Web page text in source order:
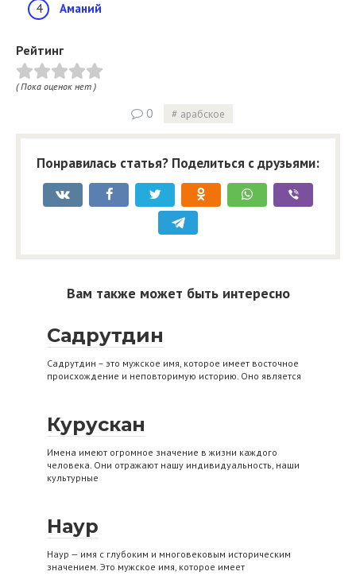
Аманий
Рейтинг
( Пока оценок нет )
0 арабское
Понравилась статья? Поделиться с друзьями:
Вам также может быть интересно
Садрутдин
Садрутдин – это мужское имя, которое имеет восточное
происхождение и неповторимую историю. Оно является
Курускан
Имена имеют огромное значение в жизни каждого
человека. Они отражают нашу индивидуальность, наши
культурные
Наур
Наур — имя с глубоким и многовековым историческим
значением. Это мужское имя, которое имеет